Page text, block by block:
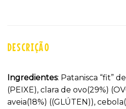
DESCRIÇÃO
Ingredientes: Patanisca “fit”
(PEIXE), clara de ovo(29%)
aveia(18%) ((GLÚTEN)),